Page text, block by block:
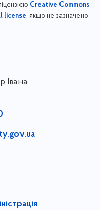
Creative Commons
license, якщо не зазначено
Івана